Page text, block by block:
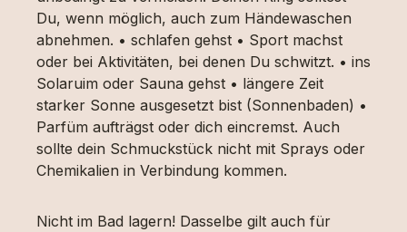
Du, wenn möglich, auch zum Händewaschen
abnehmen. • schlafen gehst • Sport machst
oder bei Aktivitäten, bei denen Du schwitzt. • ins
Solaruim oder Sauna gehst • längere Zeit
starker Sonne ausgesetzt bist (Sonnenbaden) •
Parfüm aufträgst oder dich eincremst. Auch
sollte dein Schmuckstück nicht mit Sprays oder
Chemikalien in Verbindung kommen.
Nicht im Bad lagern! Dasselbe gilt auch für